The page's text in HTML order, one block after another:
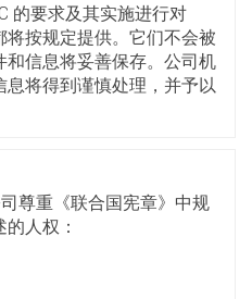
的要求及其实施进行对
按规定提供。它们不会被
信息将妥善保存。公司机
将得到谨慎处理，并予以
尊重《联合国宪章》中规
人权：